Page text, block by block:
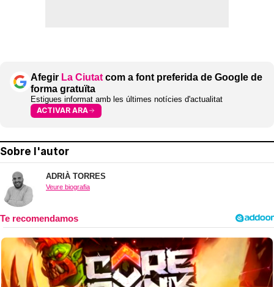
Afegir La Ciutat com a font preferida de Google de
forma gratuïta
Estigues informat amb les últimes notícies d'actualitat
ACTIVAR ARA
Sobre l'autor
ADRIÀ TORRES
Veure biografia